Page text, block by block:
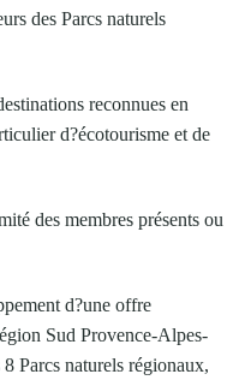
des Parcs naturels
reconnues en
d?écotourisme et de
des membres présents ou
d?une offre
Sud Provence-Alpes-
Parcs naturels régionaux,